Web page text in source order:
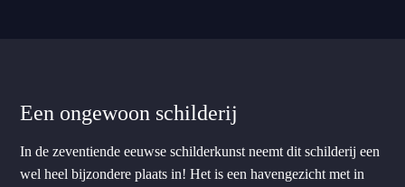
Een ongewoon schilderij
In de zeventiende eeuwse schilderkunst neemt dit schilderij een
wel heel bijzondere plaats in! Het is een havengezicht met in